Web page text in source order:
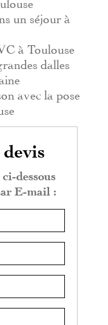
un séjour à
à Toulouse
dalles
avec la pose
dessous
E-mail :